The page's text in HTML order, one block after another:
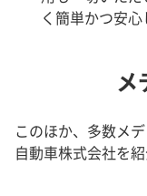
く簡単かつ安心
メ
このほか、多数メ
自動車株式会社を